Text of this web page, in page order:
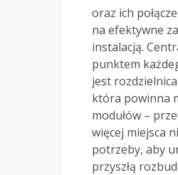
oraz ich
na efektywne
instalacją.
punktem
jest
która powinna
modułów –
więcej miejsca
potrzeby, aby
przyszłą